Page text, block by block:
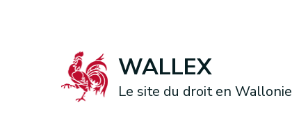
WALLEX
Le site du droit en Wallonie